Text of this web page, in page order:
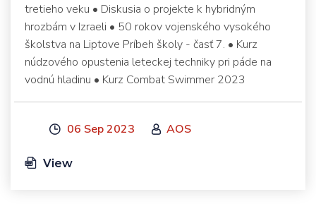
tretieho veku • Diskusia o projekte k hybridným
hrozbám v Izraeli • 50 rokov vojenského vysokého
školstva na Liptove Príbeh školy - časť 7. • Kurz
núdzového opustenia leteckej techniky pri páde na
vodnú hladinu • Kurz Combat Swimmer 2023
06 Sep 2023 AOS
View